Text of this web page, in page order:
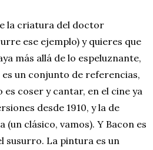
la criatura del doctor
ese ejemplo) y quieres que
más allá de lo espeluznante,
es un conjunto de referencias,
es coser y cantar, en el cine ya
desde 1910, y la de
(un clásico, vamos). Y Bacon es
susurro. La pintura es un